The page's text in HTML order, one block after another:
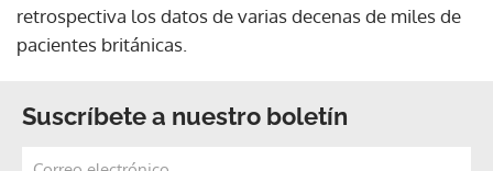
retrospectiva los datos de varias decenas de miles de
pacientes británicas.
Suscríbete a nuestro boletín